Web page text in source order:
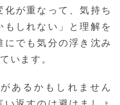
化が重なって、気持ち
もしれない」と理解を
にでも気分の浮き沈み
います。
あるかもしれません